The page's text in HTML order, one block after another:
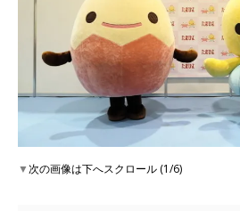
▼次の画像は下へスクロール (1/6)